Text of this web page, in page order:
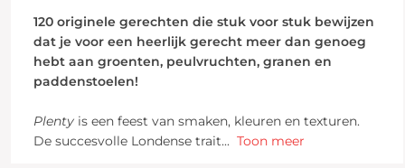
120 originele gerechten die stuk voor stuk bewijzen
dat je voor een heerlijk gerecht meer dan genoeg
hebt aan groenten, peulvruchten, granen en
paddenstoelen!
Plenty is een feest van smaken, kleuren en texturen.
De succesvolle Londense trait... Toon meer